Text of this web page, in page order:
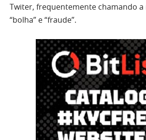
Twiter, frequentemente chamando
“bolha” e “fraude”.